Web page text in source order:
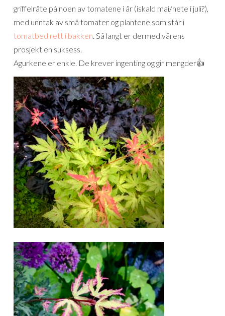
griffelråte på noen av tomatene i år (iskald mai/hete i juli?),
med unntak av små tomater og plantene som står i
tomatbed rett i bakken. Så langt er dermed vårens
prosjekt en suksess.
Agurkene er enkle. De krever ingenting og gir mengder👍